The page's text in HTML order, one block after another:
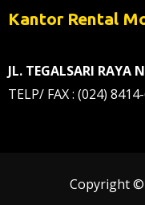
Kantor Rental
JL. TEGALSARI RAYA
TELP/ FAX : (024)
Copyright ©